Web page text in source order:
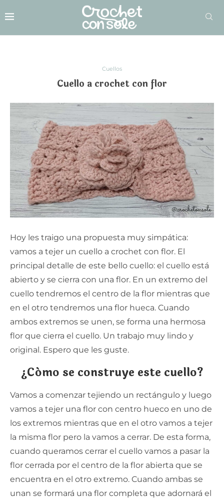
Cuellos
Cuello a crochet con flor
Hoy les traigo una propuesta muy simpática:
vamos a tejer un cuello a crochet con flor. El
principal detalle de este bello cuello: el cuello está
abierto y se cierra con una flor. En un extremo del
cuello tendremos el centro de la flor mientras que
en el otro tendremos una flor hueca. Cuando
ambos extremos se unen, se forma una hermosa
flor que cierra el cuello. Un trabajo muy lindo y
original. Espero que les guste.
¿Cómo se construye este cuello?
Vamos a comenzar tejiendo un rectángulo y luego
vamos a tejer una flor con centro hueco en uno de
los extremos mientras que en el otro vamos a tejer
la misma flor pero la vamos a cerrar. De esta forma,
cuando queramos cerrar el cuello vamos a pasar la
flor cerrada por el centro de la flor abierta que se
encuentra en el otro extremo. Cuando ambas se
unan se formará una flor completa que adornará el